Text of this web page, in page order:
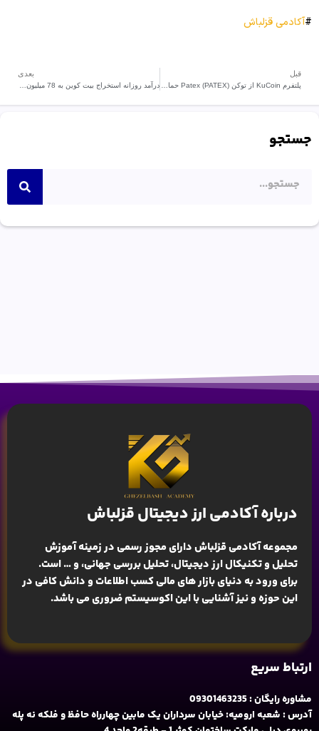
#آکادمی قزلباش
قبل
پلتفرم KuCoin از توکن Patex (PATEX) حمایت می‌کند
بعدی
درآمد روزانه استخراج بیت کوین به 78 میلیون دلار رسید
جستجو
درباره آکادمی ارز دیجیتال قزلباش
مجموعه آکادمی قزلباش دارای مجوز رسمی در زمینهآموزش
تحلیل و تکنیکال ارز دیجیتال، تحلیل بررسی جهانی، و … است.
برای ورود به دنیای بازار های مالی کسب اطلاعات و دانش کافی در
این حوزه و نیز آشنایی با این اکوسیستم ضروری می باشد.
ارتباط سریع
مشاوره رایگان : 09301463235
آدرس : شعبه ارومیه: خیابان سرداران یک مابین چهارراه حافظ و فلکه نه پله